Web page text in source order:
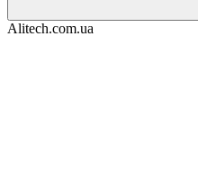
Alitech.com.ua